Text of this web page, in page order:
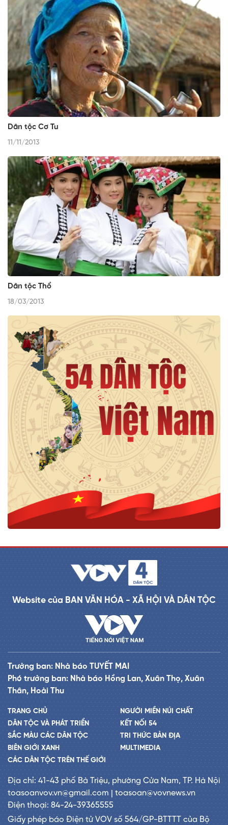
Dân tộc Cơ Tu
11/11/2013
Dân tộc Thổ
18/03/2013
Website của BAN VĂN HÓA - XÃ HỘI VÀ DÂN TỘC
Trưởng ban: Nhà báo TUYẾT MAI
Phó trưởng ban: Nhà báo Hồng Lan, Xuân Thọ, Xuân
Thân, Hoài Thu
TRANG CHỦ
DÂN TỘC VÀ PHÁT TRIỂN
SẮC MÀU CÁC DÂN TỘC
BIÊN GIỚI XANH
CÁC DÂN TỘC TRÊN THẾ GIỚI
NGƯỜI MIỀN NÚI CHẤT
KẾT NỐI 54
TRI THỨC BẢN ĐỊA
MULTIMEDIA
Địa chỉ: 41-43 phố Bà Triệu, phường Cửa Nam, TP. Hà Nội
toasoanvov.vn@gmail.com | toasoan@vovnews.vn
Điện thoại: 84-24-39365555
Giấy phép báo Điện tử VOV số 564/GP-BTTTT của Bộ